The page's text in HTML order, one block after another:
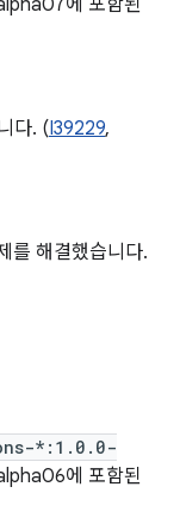
에 포함된
다. (I39229,
를 해결했습니다.
*:1.0.0-
에 포함된